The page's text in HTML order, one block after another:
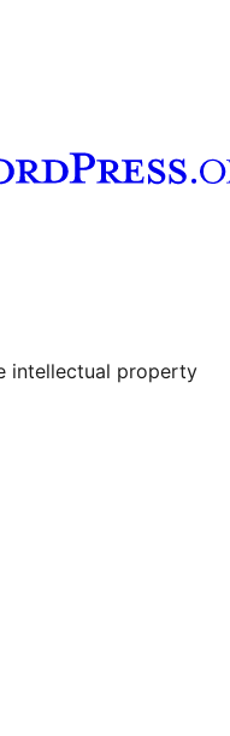
account
intellectual property